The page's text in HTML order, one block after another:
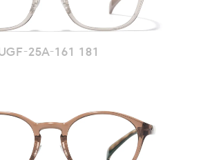
25A-161 181